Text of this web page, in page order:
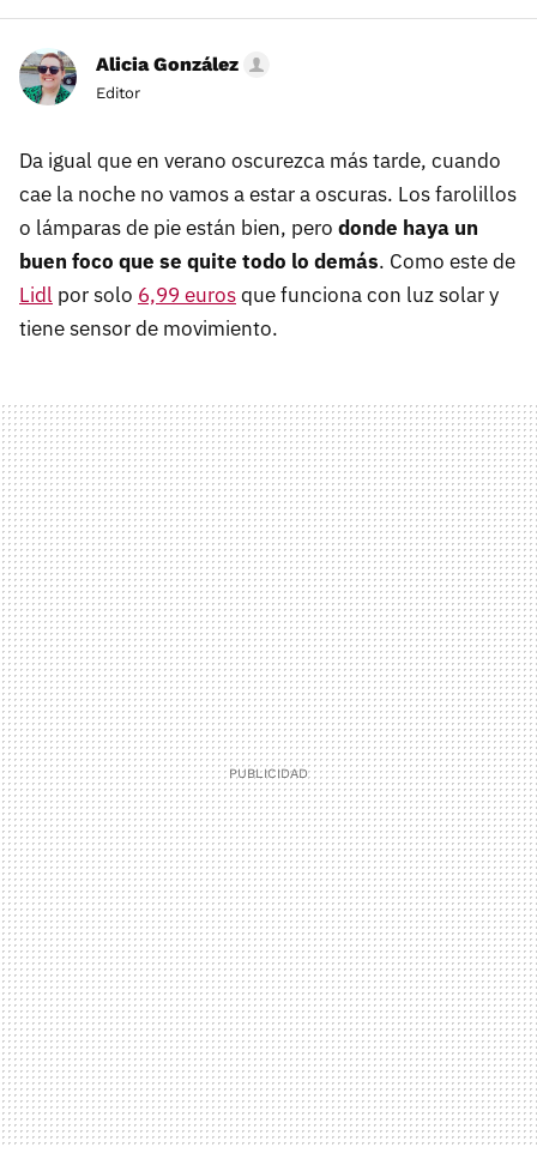
Alicia González
Editor
Da igual que en verano oscurezca más tarde, cuando
cae la noche no vamos a estar a oscuras. Los farolillos
o lámparas de pie están bien, pero donde haya un
buen foco que se quite todo lo demás. Como este de
Lidl por solo 6,99 eurosque funciona con luz solar y
tiene sensor de movimiento.